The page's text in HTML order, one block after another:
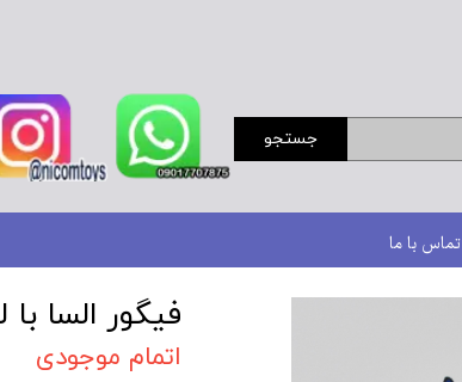
جستجو
تماس با ما
فیگور السا
اتمام موجودی